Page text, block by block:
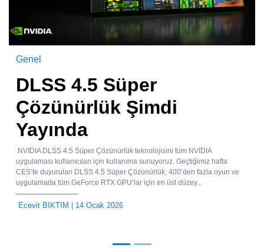
Genel
DLSS 4.5 Süper
Çözünürlük Şimdi
Yayında
NVIDIA DLSS 4.5 Süper Çözünürlük teknolojisini tüm NVIDIA
uygulaması kullanıcıları için kullanıma sunuyoruz. Geçtiğimiz hafta
CES’te duyurulan DLSS 4.5 Süper Çözünürlük; 400’den fazla oyun ve
uygulamada tüm GeForce RTX GPU’lar için en üst düzey...
Ecevit BIKTIM | 14 Ocak 2026